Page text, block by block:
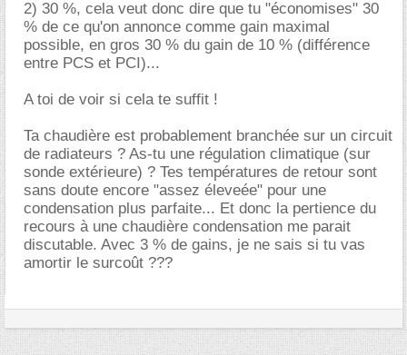
2) 30 %, cela veut donc dire que tu "économises" 30
% de ce qu'on annonce comme gain maximal
possible, en gros 30 % du gain de 10 % (différence
entre PCS et PCI)...
A toi de voir si cela te suffit !
Ta chaudière est probablement branchée sur un circuit
de radiateurs ? As-tu une régulation climatique (sur
sonde extérieure) ? Tes températures de retour sont
sans doute encore "assez éleveée" pour une
condensation plus parfaite... Et donc la pertience du
recours à une chaudière condensation me parait
discutable. Avec 3 % de gains, je ne sais si tu vas
amortir le surcoût ???